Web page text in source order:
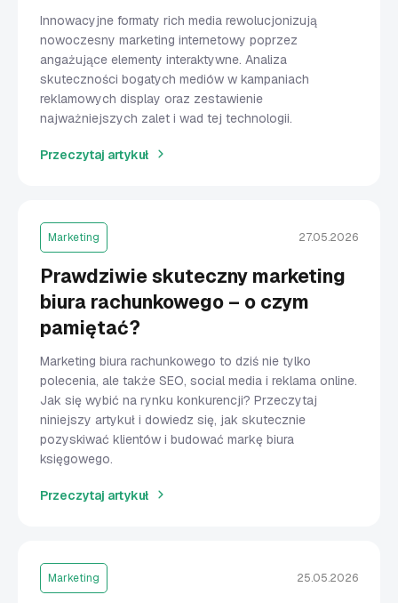
Innowacyjne formaty rich media rewolucjonizują
nowoczesny marketing internetowy poprzez
angażujące elementy interaktywne. Analiza
skuteczności bogatych mediów w kampaniach
reklamowych display oraz zestawienie
najważniejszych zalet i wad tej technologii.
Przeczytaj artykuł
Marketing 27.05.2026
Prawdziwie skuteczny marketing
biura rachunkowego – o czym
pamiętać?
Marketing biura rachunkowego to dziś nie tylko
polecenia, ale także SEO, social media i reklama online.
Jak się wybić na rynku konkurencji? Przeczytaj
niniejszy artykuł i dowiedz się, jak skutecznie
pozyskiwać klientów i budować markę biura
księgowego.
Przeczytaj artykuł
Marketing 25.05.2026